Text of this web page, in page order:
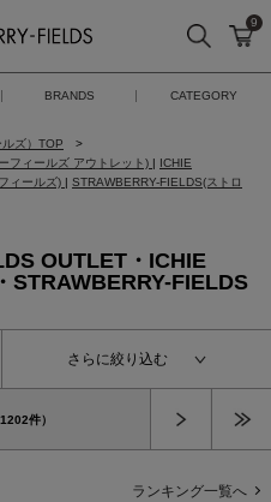
STRAWBERRY-FIELDS
検索 カ
9
BRANDS CATEGORY
ズ）TOP
フィールズ アウトレット) | ICHIE
ィールズ) | STRAWBERRY-FIELDS(ストロ
OUTLET・ICHIE
STRAWBERRY-FIELDS
さらに絞り込む
1202件）
ランキング一覧へ